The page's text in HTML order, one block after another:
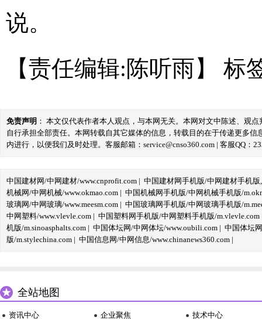
说。
【责任编辑:陈听雨】 标
免责声明 ： 本文仅代表作者本人观点，与本网无关。本网对文中陈述、观
自行承担全部责任。本网转载自其它媒体的信息，转载目的在于传递更多
内进行，以便我们及时处理。客服邮箱：service@cnso360.com | 客服QQ：
中国建材网/中网建材/www.cnprofit.com | 中国建材网手机版/中网建材手机版
机械网/中网机械/www.okmao.com | 中国机械网手机版/中网机械手机版/
玻璃网/中网玻璃/www.meesm.com | 中国玻璃网手机版/中网玻璃手机版/
中网塑料/www.vlevle.com | 中国塑料网手机版/中网塑料手机版/m.vlevle.com
机版/m.sinoasphalts.com | 中国体坛网/中网体坛/www.oubili.com | 中国体坛
版/m.stylechina.com | 中国信息网/中网信息/www.chinanews360.com |
全站地图
资讯中心 企业聚焦 技术中心